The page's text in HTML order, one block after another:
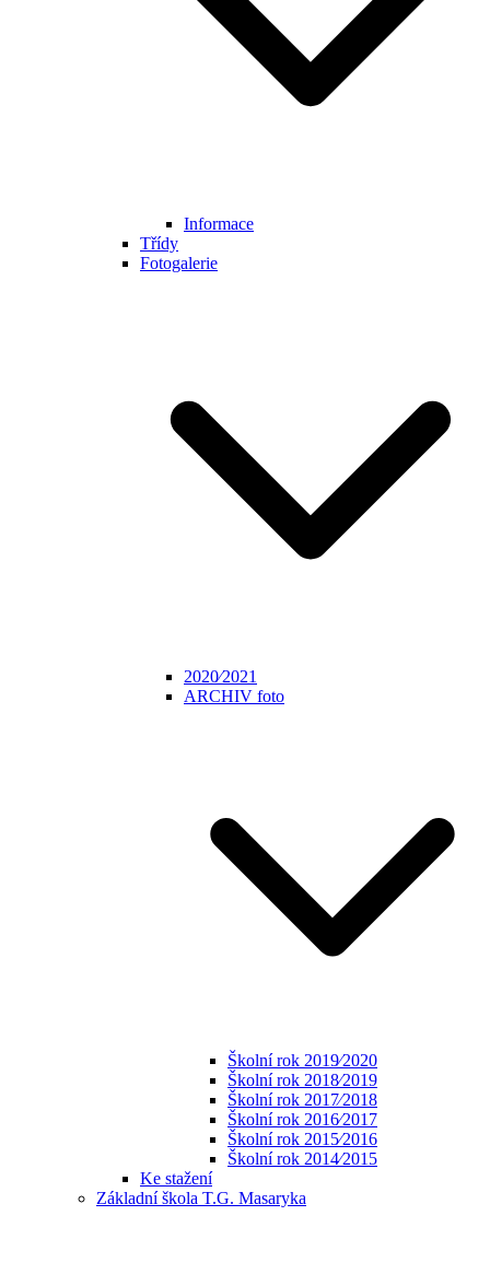
Informace
Třídy
Fotogalerie
2020⁄2021
ARCHIV foto
Školní rok 2019⁄2020
Školní rok 2018⁄2019
Školní rok 2017⁄2018
Školní rok 2016⁄2017
Školní rok 2015⁄2016
Školní rok 2014⁄2015
Ke stažení
Základní škola T.G. Masaryka